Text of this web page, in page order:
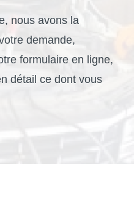
nous avons la
demande,
formulaire en ligne,
détail ce dont vous